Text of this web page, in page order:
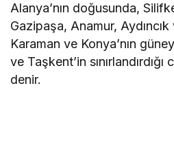
Alanya’nın doğusunda,
Gazipaşa, Anamur, Aydıncık
Karaman ve Konya’nın
ve Taşkent’in
denir.